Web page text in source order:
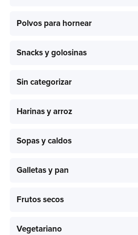
Polvos para hornear
Snacks y golosinas
Sin categorizar
Harinas y arroz
Sopas y caldos
Galletas y pan
Frutos secos
Vegetariano